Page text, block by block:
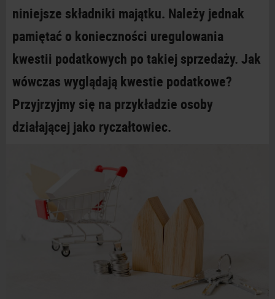
niniejsze składniki majątku. Należy jednak
pamiętać o konieczności uregulowania
kwestii podatkowych po takiej sprzedaży. Jak
wówczas wyglądają kwestie podatkowe?
Przyjrzyjmy się na przykładzie osoby
działającej jako ryczałtowiec.